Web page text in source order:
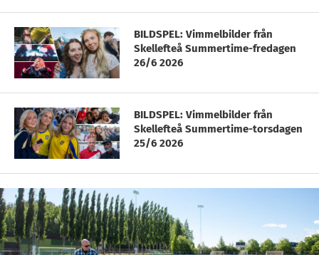
BILDSPEL: Vimmelbilder från
Skellefteå Summertime-fredagen
26/6 2026
BILDSPEL: Vimmelbilder från
Skellefteå Summertime-torsdagen
25/6 2026